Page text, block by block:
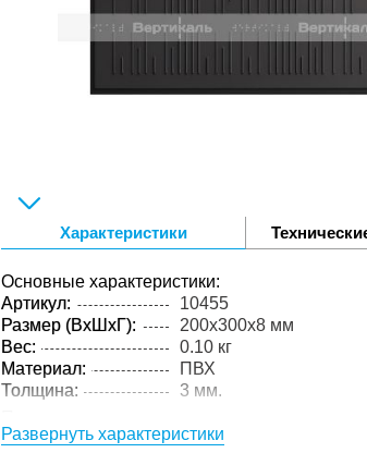
Характеристики
Основные характеристики:
Артикул:
10455
Размер (ВxШxГ):
200x300x8 мм
Вес:
0.10 кг
Материал:
ПВХ
Толщина:
3 мм.
Размер (ВxШxГ):
210x310x10 мм
Развернуть характеристики